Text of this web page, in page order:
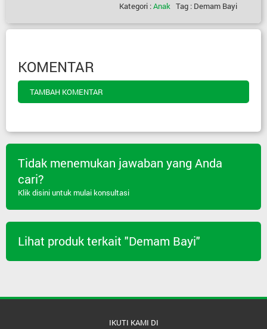
Kategori :Anak Tag : Demam Bayi
KOMENTAR
TAMBAH KOMENTAR
Tidak menemukan jawaban yang Anda
cari?
Klik disini untuk mulai konsultasi
Lihat produk terkait "Demam Bayi"
IKUTI KAMI DI